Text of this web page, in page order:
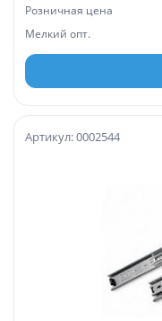
Розничная цена
Мелкий опт.
Артикул: 0002544